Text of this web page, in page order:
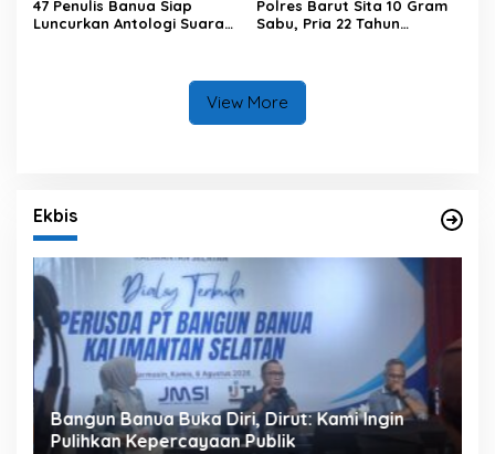
47 Penulis Banua Siap
Luncurkan Antologi Suara
Polres Barut Sita 10 Gram
Sabu, Pria 22 Tahun
View More
Ekbis
Bangun Banua Buka Diri, Dirut: Kami Ingin
Pulihkan Kepercayaan Publik